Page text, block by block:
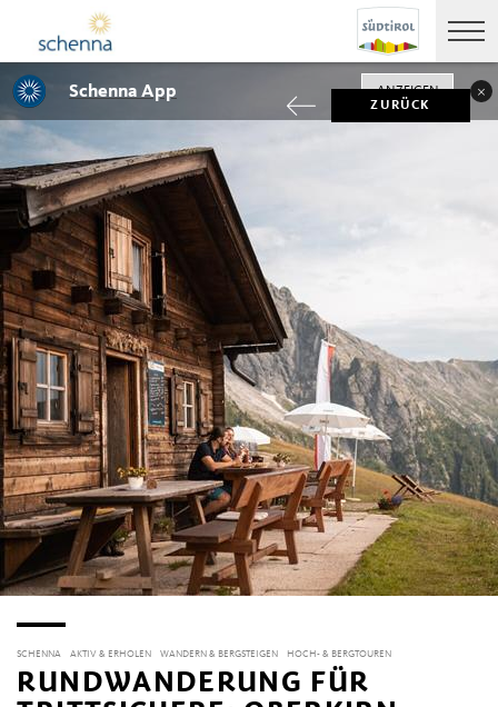
ZURÜCK
SCHENNA AKTIV & ERHOLEN WANDERN & BERGSTEIGEN HOCH- & BERGTOUREN
RUNDWANDERUNG FÜR
Schenna App ANZEIGEN